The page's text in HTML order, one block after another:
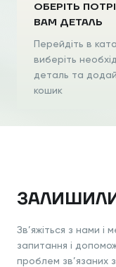
ОБЕРІТЬ
ВАМ ДЕТАЛЬ
Перейдіть в
виберіть
деталь та
кошик
Зв’яжіться з нами і
запитання і
проблем зв’язаних